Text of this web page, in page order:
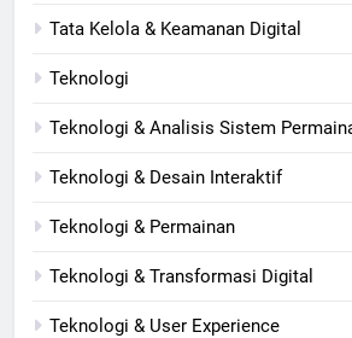
Tata Kelola & Keamanan Digital
Teknologi
Teknologi & Analisis Sistem
Teknologi & Desain Interaktif
Teknologi & Permainan
Teknologi & Transformasi Digital
Teknologi & User Experience